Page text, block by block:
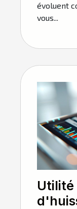
évoluent
vous...
Utilité